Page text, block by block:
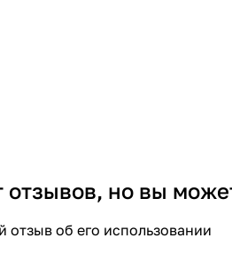
отзывов, но вы
отзыв об его использовании